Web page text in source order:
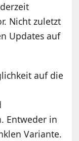
Nicht zuletzt
Updates auf
auf die
Entweder in
Variante.